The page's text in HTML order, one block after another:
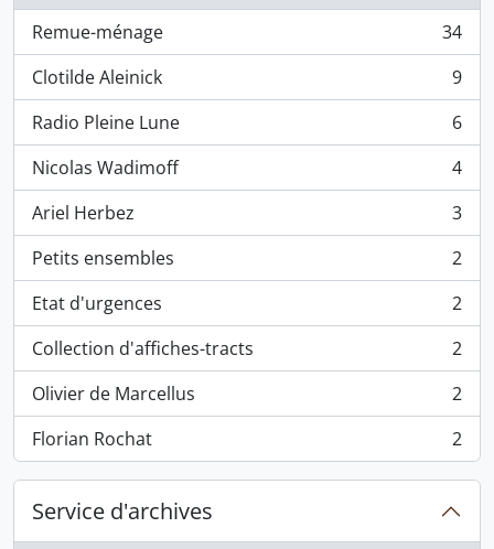
Remue-ménage
, 34 résultats
34
Clotilde Aleinick
, 9 résultats
9
Radio Pleine Lune
, 6 résultats
6
Nicolas Wadimoff
, 4 résultats
4
Ariel Herbez
, 3 résultats
3
Petits ensembles
, 2 résultats
2
Etat d'urgences
, 2 résultats
2
Collection d'affiches-tracts
, 2 résultats
2
Olivier de Marcellus
, 2 résultats
2
Florian Rochat
, 2 résultats 2
Service d'archives